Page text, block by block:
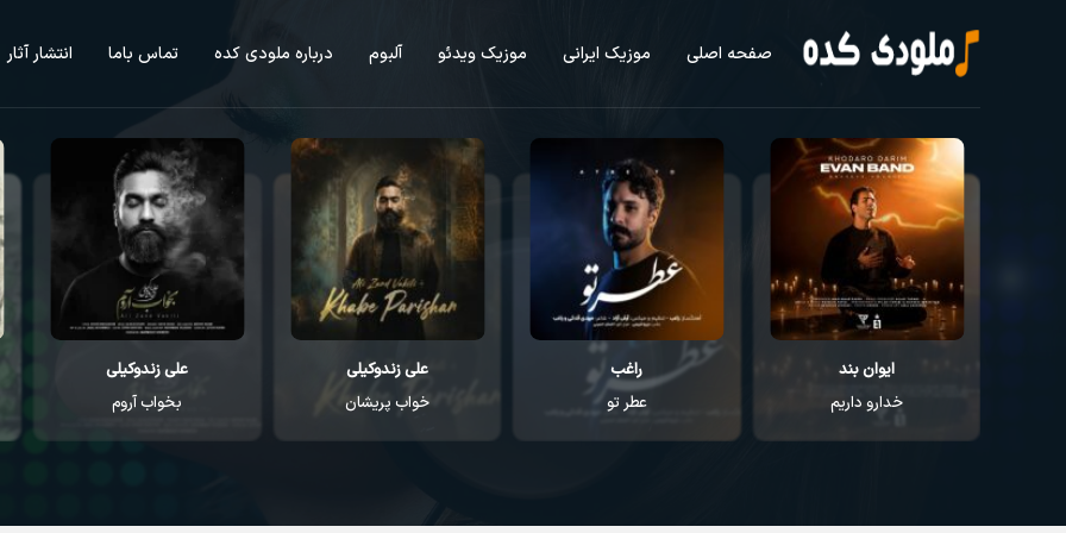
صفحه اصلی موزیک ایرانی موزیک ویدئو آلبوم درباره ملودی کده تماس باما انتشار آثار
ایوان بند
خدارو داریم
راغب
عطر تو
علی زندوکیلی
خواب پریشان
علی زندوکیلی
بخواب آروم